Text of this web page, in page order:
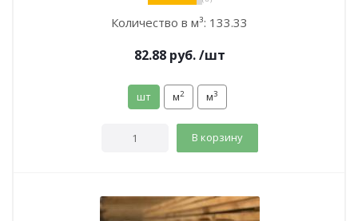
Количество в м³: 133.33
82.88руб. /шт
шт м2 м3
В корзину